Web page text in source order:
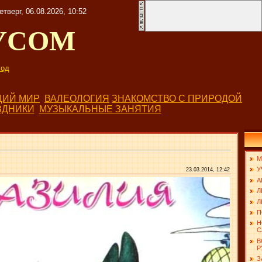
06.08.2026, 10:52
МИР ВАЛЕОЛОГИЯ ЗНАКОМСТВО С ПРИРОДОЙ
МУЗЫКАЛЬНЫЕ ЗАНЯТИЯ
23.03.2014, 12:42